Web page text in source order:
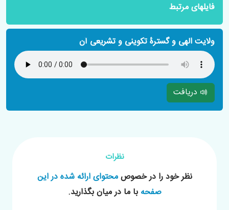
فایلهای مرتبط
ولایت الهی و گسترۀ تکوینی و تشریعی آن
دریافت
نظرات
نظر خود را در خصوصمحتوای ارائه شده در این
صفحهبا ما در میان بگذارید.